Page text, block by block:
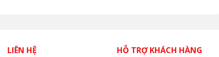
LIÊN HỆ HỖ TRỢ KHÁCH HÀNG